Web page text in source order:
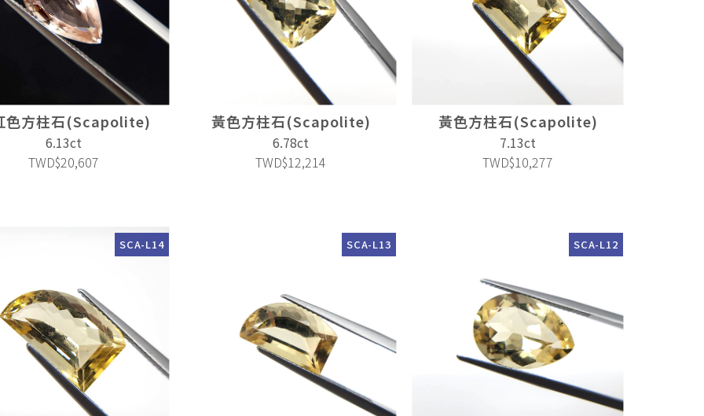
色方柱石(Scapolite)
6.13ct
TWD$20,607
黃色方柱石(Scapolite)
6.78ct
TWD$12,214
黃色方柱石(Scapolite)
7.13ct
TWD$10,277
SCA-L14 SCA-L13 SCA-L12